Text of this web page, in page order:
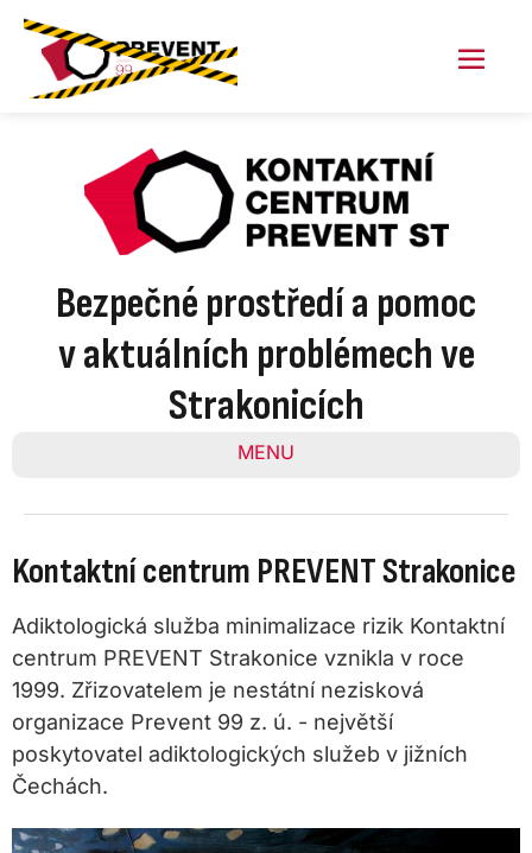
Skip
content
Bezpečné prostředí a pomoc
v aktuálních problémech ve
Strakonicích
MENU
Kontaktní centrum PREVENT Strakonice
Adiktologická služba minimalizace rizik Kontaktní
centrum PREVENT Strakonice vznikla v roce
1999. Zřizovatelem je nestátní nezisková
organizace Prevent 99 z. ú. - největší
poskytovatel adiktologických služeb v jižních
Čechách.